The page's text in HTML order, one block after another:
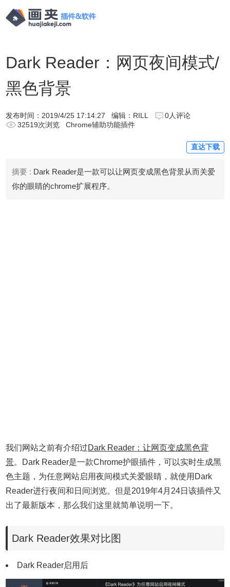
Dark Reader：网页夜间模式/
黑色背景
发布时间： 2019/4/25 17:14:27 编辑：RILL
0人评论
32519次浏览
Chrome辅助功能插件
直达下载
摘要 : Dark Reader是一款可以让网页变成黑色背景从而关爱
你的眼睛的chrome扩展程序。
我们网站之前有介绍过Dark Reader：让网页变成黑色背
景。Dark Reader是一款Chrome护眼插件，可以实时生成黑
色主题，为任意网站启用夜间模式关爱眼睛，就使用Dark
Reader进行夜间和日间浏览。但是2019年4月24日该插件又
出了最新版本，那么我们这里就简单说明一下。
Dark Reader效果对比图
Dark Reader启用后